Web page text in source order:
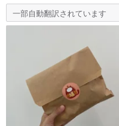
一部自動翻訳されています